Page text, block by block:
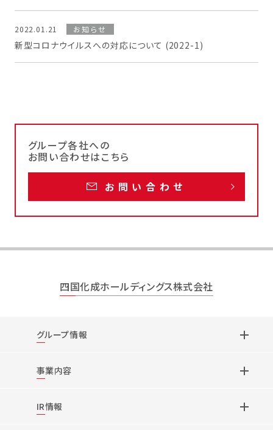
2022.01.21 お知らせ
新型コロナウイルスへの対応について (2022-1)
グループ各社への
お問い合わせはこちら
お問い合わせ
四国化成ホールディングス株式会社
グループ情報
事業内容
IR情報